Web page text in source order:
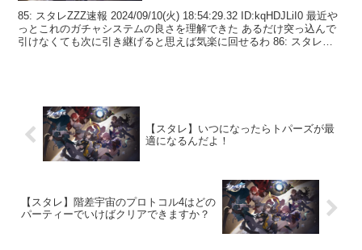
85: スタレZZZ速報 2024/09/10(火) 18:54:29.32 ID:kqHDJLiI0 最近や
っとこれのガチャシステムの良さを理解できた あるだけ突っ込んで
引けなくても次に引き継げると思えば気楽に回せるわ 86: スタレ
【スタレ】いつになったらトパーズが最
適になるんだよ！
【スタレ】階差宇宙のプロトコル4はどの
パーティーでいけばクリアできますか？